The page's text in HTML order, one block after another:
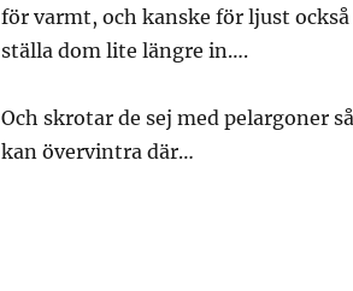
för varmt, och kanske för ljust
ställa dom lite längre in….
Och skrotar de sej med pelargoner
kan övervintra där…